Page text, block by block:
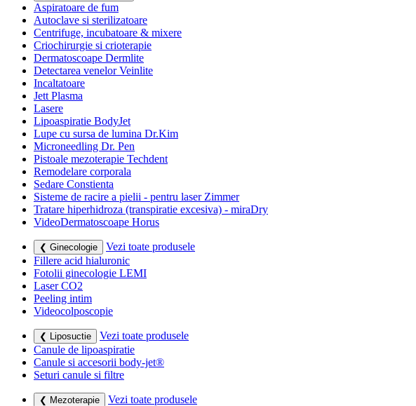
Aspiratoare de fum
Autoclave si sterilizatoare
Centrifuge, incubatoare & mixere
Criochirurgie si crioterapie
Dermatoscoape Dermlite
Detectarea venelor Veinlite
Incaltatoare
Jett Plasma
Lasere
Lipoaspiratie BodyJet
Lupe cu sursa de lumina Dr.Kim
Microneedling Dr. Pen
Pistoale mezoterapie Techdent
Remodelare corporala
Sedare Constienta
Sisteme de racire a pielii - pentru laser Zimmer
Tratare hiperhidroza (transpiratie excesiva) - miraDry
VideoDermatoscoape Horus
❮ Ginecologie
Vezi toate produsele
Fillere acid hialuronic
Fotolii ginecologie LEMI
Laser CO2
Peeling intim
Videocolposcopie
❮ Liposuctie
Vezi toate produsele
Canule de lipoaspiratie
Canule si accesorii body-jet®
Seturi canule si filtre
❮ Mezoterapie
Vezi toate produsele